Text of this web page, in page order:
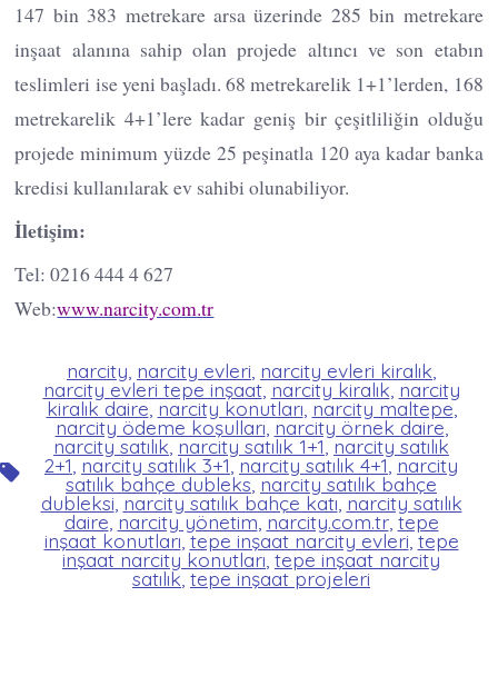
147 bin 383 metrekare arsa üzerinde 285 bin metrekare
inşaat alanına sahip olan projede altıncı ve son etabın
teslimleri ise yeni başladı. 68 metrekarelik 1+1’lerden, 168
metrekarelik 4+1’lere kadar geniş bir çeşitliliğin olduğu
projede minimum yüzde 25 peşinatla 120 aya kadar banka
kredisi kullanılarak ev sahibi olunabiliyor.
İletişim:
Tel: 0216 444 4 627
Web:www.narcity.com.tr
Etiketler
narcity narcity evleri narcity evleri kiralık
narcity evleri tepe inşaat, narcity kiralık narcity
kiralık daire narcity konutları narcity maltepe,
narcity ödeme koşulları narcity örnek daire
narcity satılık narcity satılık 1+1,narcity satılık
2+1 narcity satılık 3+1,narcity satılık 4+1, narcity
satılık bahçe dubleks narcity satılık bahçe
dubleksi narcity satılık bahçe katı narcity satılık
daire narcity yönetim narcity.com.tr, tepe
inşaat konutları ,tepe inşaat narcity evleri tepe
inşaat narcity konutları tepe inşaat narcity
satılık tepe inşaat projeleri